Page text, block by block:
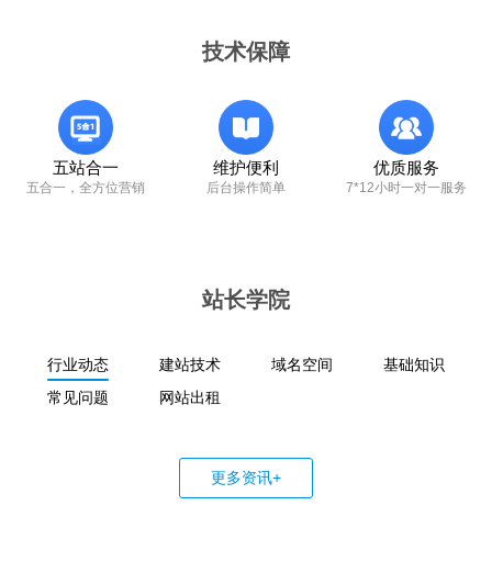
技术保障
五站合一
五合一，全方位营销
维护便利
后台操作简单
优质服务
7*12小时一对一服务
站长学院
行业动态 建站技术 域名空间
基础知识
常见问题
网站出租
更多资讯+